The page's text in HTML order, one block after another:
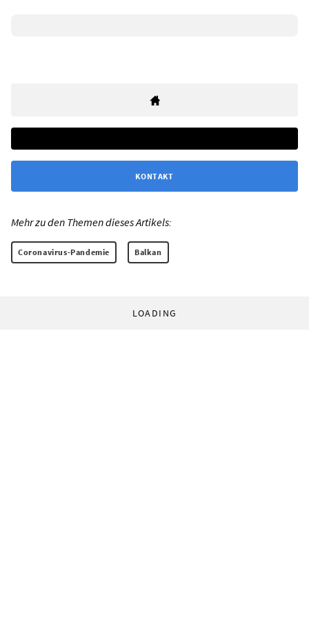
KONTAKT
Mehr zu den Themen dieses Artikels:
Coronavirus-Pandemie Balkan
LOADING